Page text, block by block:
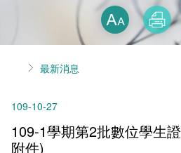
組織職掌
聯絡資訊
活動花絮
諮詢信箱
業務服務
法令規章
常見問答
相關連結
書表下載
回空大首頁
放大
首頁最新消息
109-10-27
109-1學期第2批數位學生
附件)